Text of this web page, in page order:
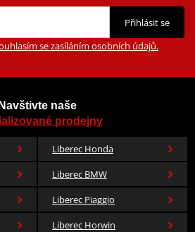
Přihlásit se
se zasíláním osobních údajů.
Navštivte naše
prodejny
Liberec Honda
Liberec BMW
Liberec Piaggio
Liberec Horwin